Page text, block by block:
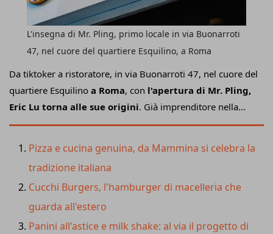
Da tiktoker a ristoratore, in via Buonarroti 47, nel cuore del
quartiere Esquilino a Roma, con l'apertura di Mr. Pling,
Eric Lu torna alle sue origini. Già imprenditore nella
ristorazione romana oltre che chef, la giovane star del
deciso di ampliare il suo
progetto gastronomico
trasportando dal virtuale al reale un'idea che ha visto la
partecipazione attiva della sua community. Alla base
dell'offerta,la ricchezza di sapori dei ravioli cinesi.
L'insegna di Mr. Pling, primo locale in via Buonarroti
47, nel cuore del quartiere Esquilino, a Roma
Pizza e cucina genuina, da Mammina si celebra la
tradizione italiana
Cucchi Burgers, l'hamburger di macelleria che
guarda all'estero
Panini all'astice e milk shake: al via il progetto di